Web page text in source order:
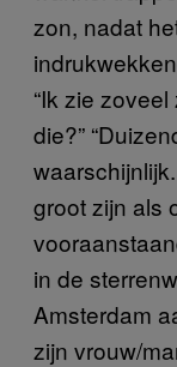
zon, nadat
“Ik zie
die?”
groot zijn als
in de
Amsterdam
zijn vrouw/